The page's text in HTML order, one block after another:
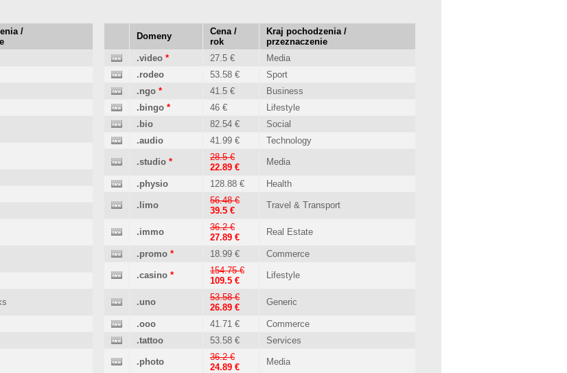
/
Domeny
Cena /
rok
Kraj pochodzenia /
przeznaczenie
.video * 27.5 €
Media
.rodeo
53.58 €
Sport
.ngo * 41.5 €
Business
.bingo * 46 €
Lifestyle
.bio
82.54 €
Social
.audio
41.99 € Technology
.studio *
28.5 €
22.89 €
Media
.physio 128.88 € Health
.limo
56.48 €
39.5 €
Travel & Transport
.immo
36.2 €
27.89 €
Real Estate
.promo * 18.99 € Commerce
.casino *
154.75 €
109.5 €
Lifestyle
.uno
53.58 €
26.89 €
Generic
.ooo 41.71 €
Commerce
.tattoo
53.58 € Services
.photo
36.2 €
24.89 €
Media